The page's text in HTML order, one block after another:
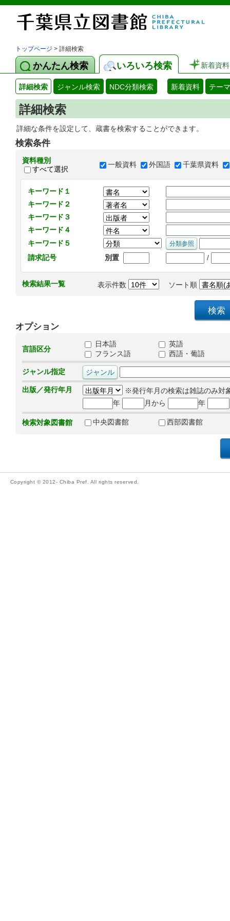
トップページ > 詳細検索
かんたん検索 いろいろ検索 新着資料
詳細検索 ジャンル検索 NDC分類検索 新着資料 テー
詳細検索
詳細な条件を設定して、蔵書を検索することができます。
検索条件
資料種別
すべて選択
一般資料 外国語 千葉県資料
キーワード１
キーワード２
キーワード３
キーワード４
キーワード５
請求記号
別置 /
検索結果一覧 表示件数 ソート順
オプション
言語区分
日本語
英語
フランス語
西語・葡語
ジャンル指定
出版／発行年月
※発行年月の検索は雑誌のみ対
年
月から 年
検索対象図書館 中央図書館 西部図書館
Copyright © 2012- Chiba Pref. All rights reserved.